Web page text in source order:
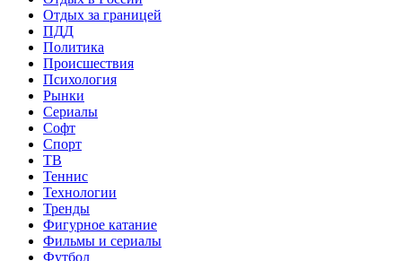
Отдых за границей
ПДД
Политика
Происшествия
Психология
Рынки
Сериалы
Софт
Спорт
ТВ
Теннис
Технологии
Тренды
Фигурное катание
Фильмы и сериалы
Футбол